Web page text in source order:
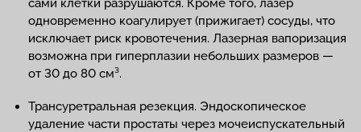
сами клетки разрушаются. Кроме того, лазер
одновременно коагулирует (прижигает) сосуды, что
исключает риск кровотечения. Лазерная вапоризация
возможна при гиперплазии небольших размеров —
от 30 до 80 см³.
Трансуретральная резекция. Эндоскопическое
удаление части простаты через мочеиспускательный